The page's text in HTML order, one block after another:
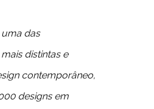
uma das
distintas e
contemporâneo,
designs em